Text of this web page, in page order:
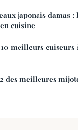
japonais damas :
cuisine
meilleurs cuiseurs
des meilleures